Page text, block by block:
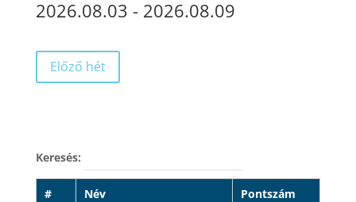
2026.08.03 - 2026.08.09
Előző hét
Keresés:
# Név Pontszám